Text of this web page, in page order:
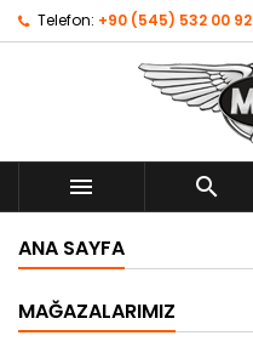
Telefon: +90 (545) 532 00 92
 
ANA SAYFA
MAĞAZALARIMIZ